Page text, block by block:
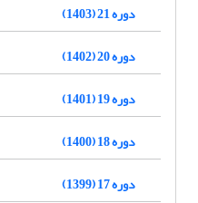
دوره 21 (1403)
دوره 20 (1402)
دوره 19 (1401)
دوره 18 (1400)
دوره 17 (1399)